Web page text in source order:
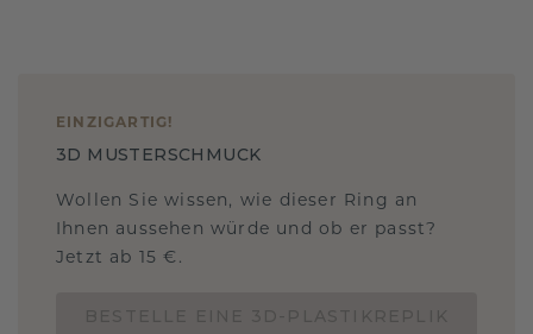
EINZIGARTIG !
3D MUSTERSCHMUCK
Wollen Sie wissen, wie dieser Ring an
Ihnen aussehen würde und ob er passt?
Jetzt ab 15 €.